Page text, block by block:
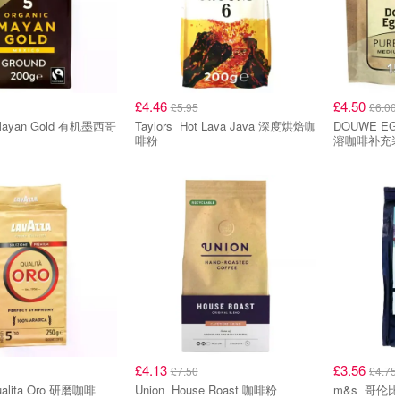
Gold 有机墨西哥
£4.46£5.95
Taylors Hot Lava Java 深度烘焙咖
啡粉
£4.50
DOUWE
溶咖啡补充
Qualita Oro 研磨咖啡
£4.13£7.50
Union House Roast 咖啡粉
£3.56
m&s